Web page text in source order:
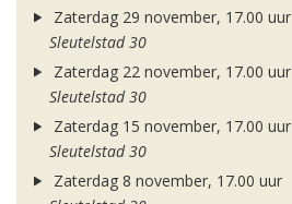
Zaterdag 29 november, 17.00 uur
Sleutelstad 30
Zaterdag 22 november, 17.00 uur
Sleutelstad 30
Zaterdag 15 november, 17.00 uur
Sleutelstad 30
Zaterdag 8 november, 17.00 uur